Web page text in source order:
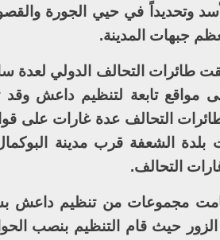
وتحديداً في حيي الجورة
جبهات المدينة.
طائرات التحالف الدولي
تابعة لتنظيم داعش وقد
طائرات التحالف عدة غارات على
بلدة الشعفة قرب مدينة
التحالف.
مجموعات من تنظيم داعش
الزور حيث قام التنظيم بنصب